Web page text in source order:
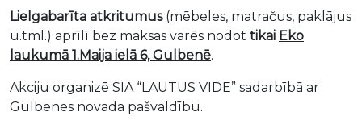
Lielgabarīta atkritumus(mēbeles, matračus, paklājus
u.tml.) aprīlī bez maksas varēs nodot tikai Eko
laukumā 1.Maija ielā 6, Gulbenē.
Akciju organizē SIA “LAUTUS VIDE” sadarbībā ar
Gulbenes novada pašvaldību.